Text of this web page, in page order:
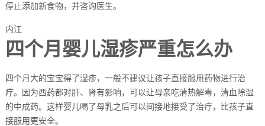
停止添加新食物，并咨询医生。
内江
四个月婴儿湿疹严重怎么办
四个月大的宝宝得了湿疹，一般不建议让孩子直接服用药物进行治
疗。因为西药都对肝、肾有影响，可以让母亲吃清热解毒，清血除湿
的中成药。这样婴儿喝了母乳之后可以间接地接受了治疗，比孩子直
接服用更安全。